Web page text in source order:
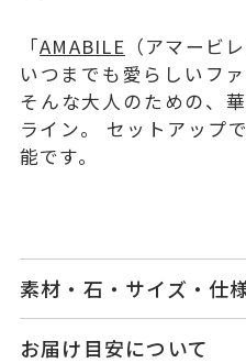
「AMABILE （アマービレ
いつまでも愛らしいフ
そんな大人のための、
ライン。 セットアップ
能です。
素材・石・サイズ・仕
品番
お届け目安について